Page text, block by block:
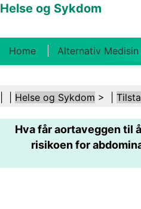
Helse og Sykdom
Home Alternativ Medisin
Kosthold Og Ernæring
Helsebransjen Psykisk
Helse og Sykdom > |
Hva får aortaveggen til
risikoen for